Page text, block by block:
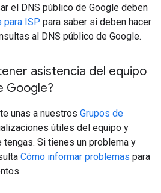
el DNS público de Google deben
para ISP para saber si deben hacer
al DNS público de Google.
asistencia del equipo
Google?
unas a nuestros Grupos de
útiles del equipo y
tengas. Si tienes un problema y
Cómo informar problemas para